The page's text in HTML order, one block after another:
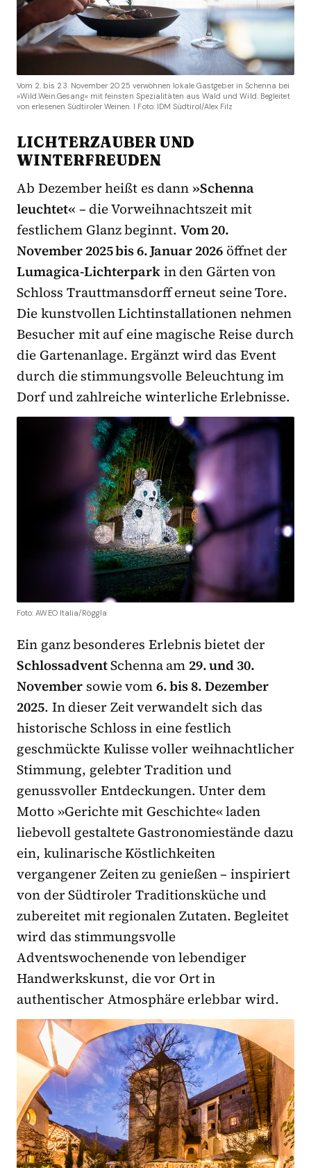
Vom 2. bis 23. November 2025 verwöhnen lokale Gastgeber in Schenna bei
»Wild.Wein.Gesang« mit feinsten Spezialitäten aus Wald und Wild. Begleitet
von erlesenen Südtiroler Weinen. I Foto: IDM Südtirol/Alex Filz
LICHTERZAUBER UND
WINTERFREUDEN
Ab Dezember heißt es dann »Schenna
leuchtet« – die Vorweihnachtszeit mit
festlichem Glanz beginnt. Vom 20.
November 2025 bis 6. Januar 2026 öffnet der
Lumagica-Lichterparkin den Gärten von
Schloss Trauttmansdorff erneut seine Tore.
Die kunstvollen Lichtinstallationen nehmen
Besucher mit auf eine magische Reise durch
die Gartenanlage. Ergänzt wird das Event
durch die stimmungsvolle Beleuchtung im
Dorf und zahlreiche winterliche Erlebnisse.
Foto: AWEO Italia/Röggla
Ein ganz besonderes Erlebnis bietet der
SchlossadventSchenna am 29. und 30.
November sowie vom6. bis 8. Dezember
2025. In dieser Zeit verwandelt sich das
historische Schloss in eine festlich
geschmückte Kulisse voller weihnachtlicher
Stimmung, gelebter Tradition und
genussvoller Entdeckungen. Unter dem
Motto »Gerichte mit Geschichte« laden
liebevoll gestaltete Gastronomiestände dazu
ein, kulinarische Köstlichkeiten
vergangener Zeiten zu genießen – inspiriert
von der Südtiroler Traditionsküche und
zubereitet mit regionalen Zutaten. Begleitet
wird das stimmungsvolle
Adventswochenende von lebendiger
Handwerkskunst, die vor Ort in
authentischer Atmosphäre erlebbar wird.